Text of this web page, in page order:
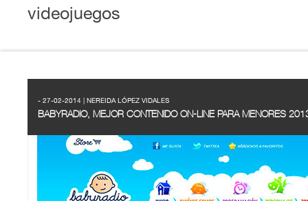
videojuegos
- 27-02-2014 | NEREIDA LÓPEZ VIDALES
BABYRADIO, MEJOR CONTENIDO ON-LINE PARA MENORES